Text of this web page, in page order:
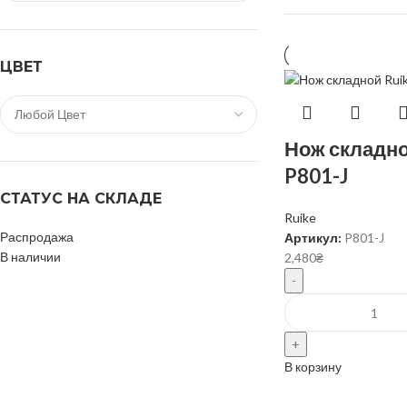
ЦВЕТ
СТАТУС НА СКЛАДЕ
Распродажа
В наличии
Нож
P801-J
Ruike
Артикул: P801-J
2,480₴
В корзину